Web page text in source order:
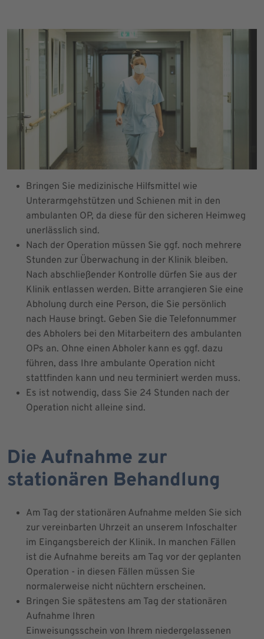
Bringen Sie medizinische Hilfsmittel wie
Unterarmgehstützen und Schienen mit in den
ambulanten OP, da diese für den sicheren Heimweg
unerlässlich sind.
Nach der Operation müssen Sie ggf. noch mehrere
Stunden zur Überwachung in der Klinik bleiben.
Nach abschließender Kontrolle dürfen Sie aus der
Klinik entlassen werden. Bitte arrangieren Sie eine
Abholung durch eine Person, die Sie persönlich
nach Hause bringt. Geben Sie die Telefonnummer
des Abholers bei den Mitarbeitern des ambulanten
OPs an. Ohne einen Abholer kann es ggf. dazu
führen, dass Ihre ambulante Operation nicht
stattfinden kann und neu terminiert werden muss.
Es ist notwendig, dass Sie 24 Stunden nach der
Operation nicht alleine sind.
Die Aufnahme zur
stationären Behandlung
Am Tag der stationären Aufnahme melden Sie sich
zur vereinbarten Uhrzeit an unserem Infoschalter
im Eingangsbereich der Klinik. In manchen Fällen
ist die Aufnahme bereits am Tag vor der geplanten
Operation - in diesen Fällen müssen Sie
normalerweise nicht nüchtern erscheinen.
Bringen Sie spätestens am Tag der stationären
Aufnahme Ihren
Einweisungsschein von Ihrem niedergelassenen